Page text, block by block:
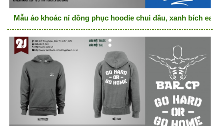
Mẫu áo khoác nỉ đồng phục hoodie chui đầu, xanh bích eat